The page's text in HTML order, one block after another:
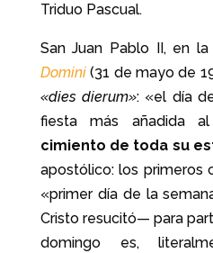
Triduo Pascual.
San Juan Pablo II, en
Domini(31 de mayo de
«dies dierum»: «el día
fiesta más añadida
cimiento de toda su
apostólico: los primeros
«primer día de la
Cristo resucitó— para
domingo es,